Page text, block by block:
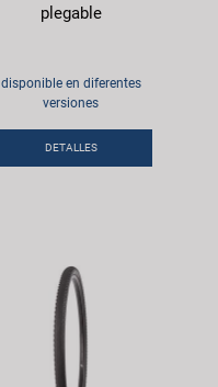
plegable
disponible en diferentes
versiones
DETALLES